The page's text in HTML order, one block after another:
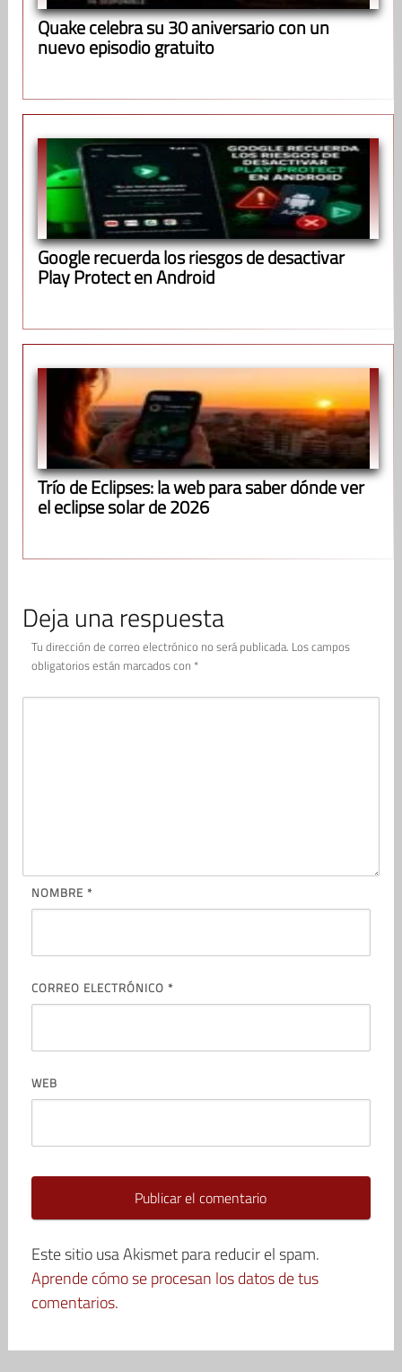
Quake celebra su 30 aniversario con un
nuevo episodio gratuito
Google recuerda los riesgos de desactivar
Play Protect en Android
Trío de Eclipses: la web para saber dónde ver
el eclipse solar de 2026
Deja una respuesta
Tu dirección de correo electrónico no será publicada. Los campos
obligatorios están marcados con *
NOMBRE *
CORREO ELECTRÓNICO *
WEB
Este sitio usa Akismet para reducir el spam.
Aprende cómo se procesan los datos de tus
comentarios.